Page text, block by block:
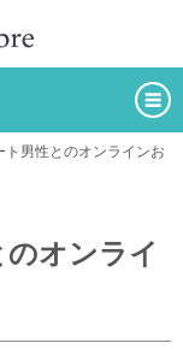
ト男性とのオンラインお
オンライ